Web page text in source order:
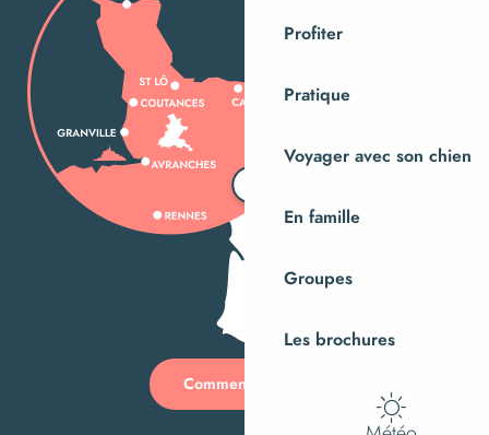
Profiter
Pratique
Voyager avec son chien
En famille
Groupes
Les brochures
Comment venir ?